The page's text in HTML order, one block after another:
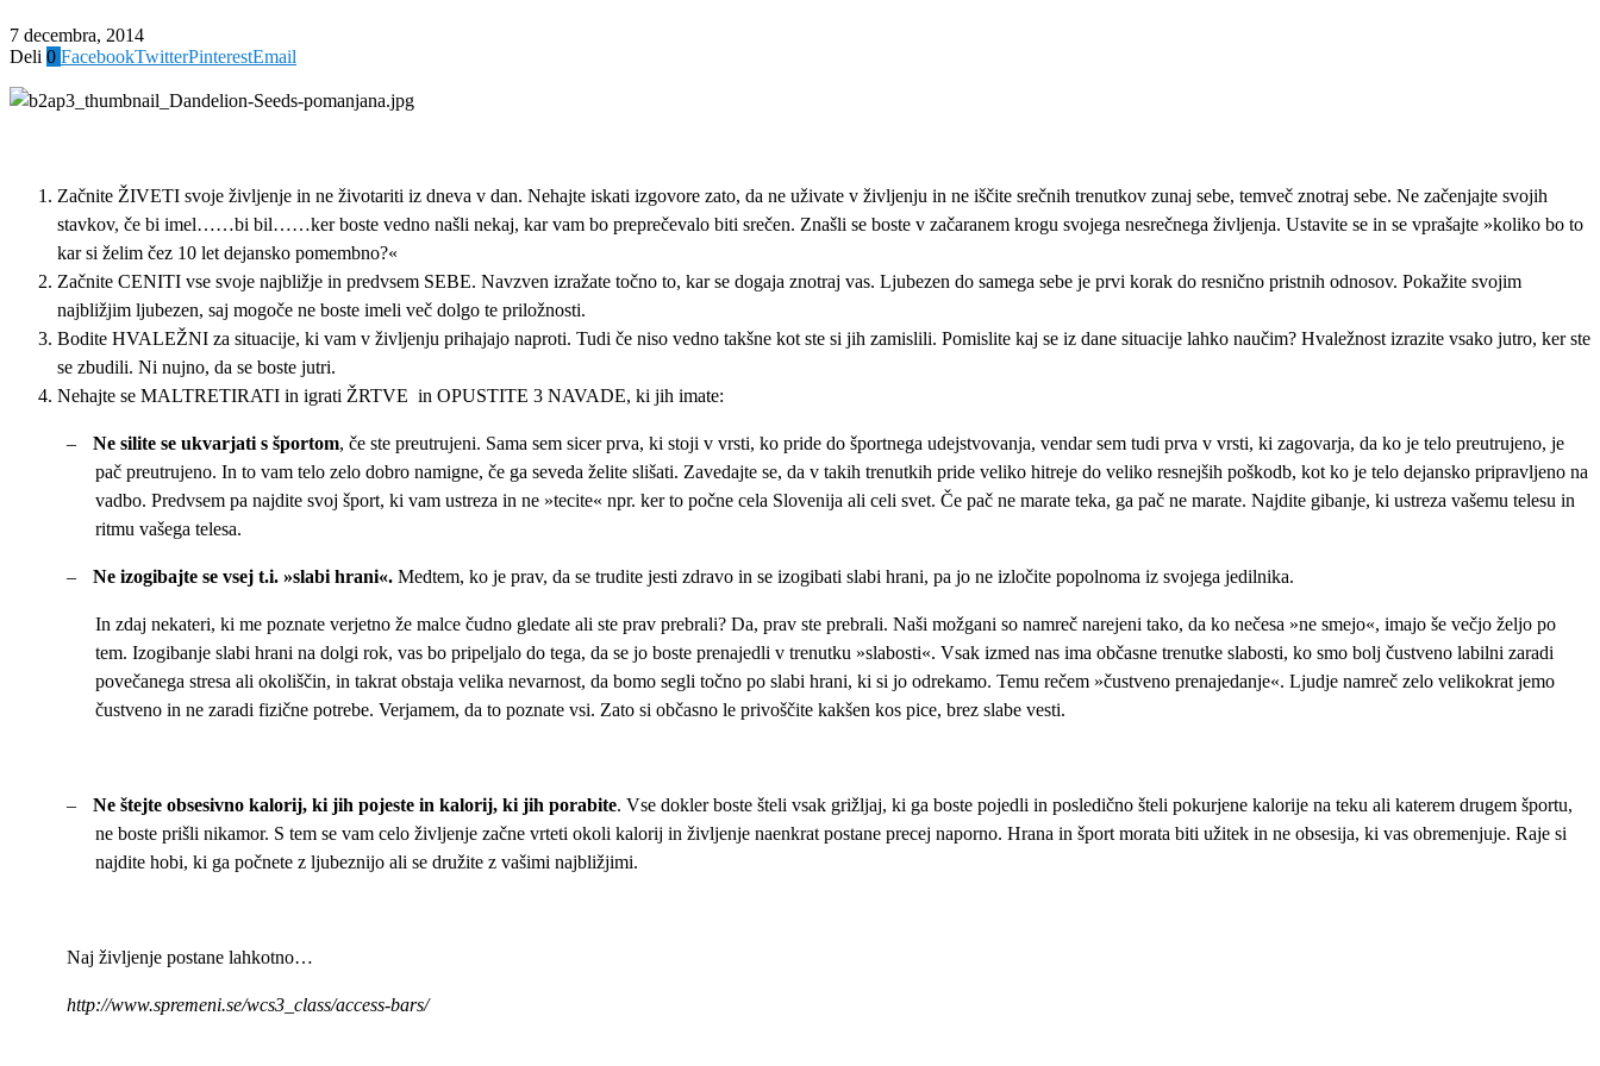
7 decembra, 2014
Deli 0 FacebookTwitterPinterestEmail
Začnite ŽIVETI svoje življenje in ne životariti iz dneva v dan. Nehajte iskati izgovore zato, da ne uživate v življenju in ne iščite srečnih trenutkov zunaj sebe, temveč znotraj sebe. Ne začenjajte svojih
stavkov, če bi imel……bi bil……ker boste vedno našli nekaj, kar vam bo preprečevalo biti srečen. Znašli se boste v začaranem krogu svojega nesrečnega življenja. Ustavite se in se vprašajte »koliko bo to
kar si želim čez 10 let dejansko pomembno?«
Začnite CENITI vse svoje najbližje in predvsem SEBE. Navzven izražate točno to, kar se dogaja znotraj vas. Ljubezen do samega sebe je prvi korak do resnično pristnih odnosov. Pokažite svojim
najbližjim ljubezen, saj mogoče ne boste imeli več dolgo te priložnosti.
Bodite HVALEŽNI za situacije, ki vam v življenju prihajajo naproti. Tudi če niso vedno takšne kot ste si jih zamislili. Pomislite kaj se iz dane situacije lahko naučim? Hvaležnost izrazite vsako jutro, ker ste
se zbudili. Ni nujno, da se boste jutri.
Nehajte se MALTRETIRATI in igrati ŽRTVE in OPUSTITE 3 NAVADE, ki jih imate:
– Ne silite se ukvarjati s športom, če ste preutrujeni. Sama sem sicer prva, ki stoji v vrsti, ko pride do športnega udejstvovanja, vendar sem tudi prva v vrsti, ki zagovarja, da ko je telo preutrujeno, je
pač preutrujeno. In to vam telo zelo dobro namigne, če ga seveda želite slišati. Zavedajte se, da v takih trenutkih pride veliko hitreje do veliko resnejših poškodb, kot ko je telo dejansko pripravljeno na
vadbo. Predvsem pa najdite svoj šport, ki vam ustreza in ne »tecite« npr. ker to počne cela Slovenija ali celi svet. Če pač ne marate teka, ga pač ne marate. Najdite gibanje, ki ustreza vašemu telesu in
ritmu vašega telesa.
– Ne izogibajte se vsej t.i. »slabi hrani«. Medtem, ko je prav, da se trudite jesti zdravo in se izogibati slabi hrani, pa jo ne izločite popolnoma iz svojega jedilnika.
In zdaj nekateri, ki me poznate verjetno že malce čudno gledate ali ste prav prebrali? Da, prav ste prebrali. Naši možgani so namreč narejeni tako, da ko nečesa »ne smejo«, imajo še večjo željo po
tem. Izogibanje slabi hrani na dolgi rok, vas bo pripeljalo do tega, da se jo boste prenajedli v trenutku »slabosti«. Vsak izmed nas ima občasne trenutke slabosti, ko smo bolj čustveno labilni zaradi
povečanega stresa ali okoliščin, in takrat obstaja velika nevarnost, da bomo segli točno po slabi hrani, ki si jo odrekamo. Temu rečem »čustveno prenajedanje«. Ljudje namreč zelo velikokrat jemo
čustveno in ne zaradi fizične potrebe. Verjamem, da to poznate vsi. Zato si občasno le privoščite kakšen kos pice, brez slabe vesti.
– Ne štejte obsesivno kalorij, ki jih pojeste in kalorij, ki jih porabite. Vse dokler boste šteli vsak grižljaj, ki ga boste pojedli in posledično šteli pokurjene kalorije na teku ali katerem drugem športu,
ne boste prišli nikamor. S tem se vam celo življenje začne vrteti okoli kalorij in življenje naenkrat postane precej naporno. Hrana in šport morata biti užitek in ne obsesija, ki vas obremenjuje. Raje si
najdite hobi, ki ga počnete z ljubeznijo ali se družite z vašimi najbližjimi.
Naj življenje postane lahkotno…
http://www.spremeni.se/wcs3_class/access-bars/